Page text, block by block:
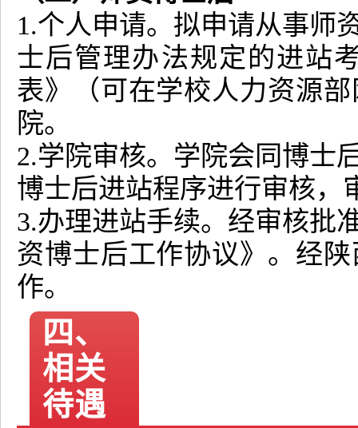
1.个人申请。拟申请从事师
士后管理办法规定的进站
表》（可在学校人力资源
院。
2.学院审核。学院会同博士
博士后进站程序进行审核，
3.办理进站手续。经审核批
资博士后工作协议》。经
作。
四、
相关
待遇